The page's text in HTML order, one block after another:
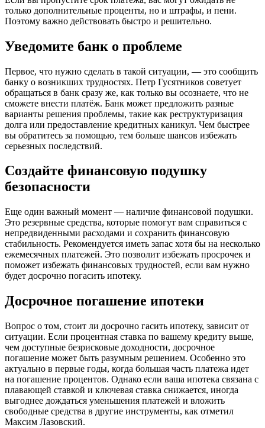
только дополнительные проценты, но и штрафы, и пени.
Поэтому важно действовать быстро и решительно.
Уведомите банк о проблеме
Первое, что нужно сделать в такой ситуации, — это сообщить
банку о возникших трудностях. Петр Гусятников советует
обращаться в банк сразу же, как только вы осознаете, что не
сможете внести платёж. Банк может предложить разные
варианты решения проблемы, такие как реструктуризация
долга или предоставление кредитных каникул. Чем быстрее
вы обратитесь за помощью, тем больше шансов избежать
серьезных последствий.
Создайте финансовую подушку
безопасности
Еще один важный момент — наличие финансовой подушки.
Это резервные средства, которые помогут вам справиться с
непредвиденными расходами и сохранить финансовую
стабильность. Рекомендуется иметь запас хотя бы на несколько
ежемесячных платежей. Это позволит избежать просрочек и
поможет избежать финансовых трудностей, если вам нужно
будет досрочно погасить ипотеку.
Досрочное погашение ипотеки
Вопрос о том, стоит ли досрочно гасить ипотеку, зависит от
ситуации. Если процентная ставка по вашему кредиту выше,
чем доступные безрисковые доходности, досрочное
погашение может быть разумным решением. Особенно это
актуально в первые годы, когда большая часть платежа идет
на погашение процентов. Однако если ваша ипотека связана с
плавающей ставкой и ключевая ставка снижается, иногда
выгоднее дождаться уменьшения платежей и вложить
свободные средства в другие инструменты, как отметил
Максим Лазовский.